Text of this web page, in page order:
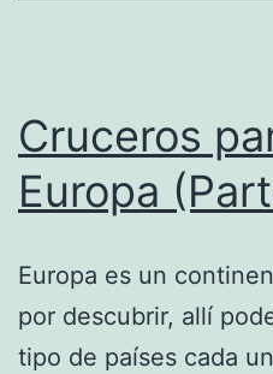
Cruceros
Europa
Europa es un
por descubrir, allí
tipo de países cada